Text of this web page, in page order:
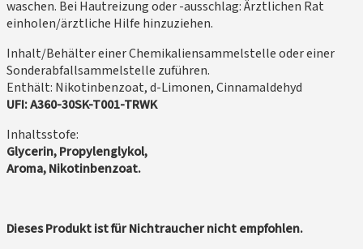
waschen. Bei Hautreizung oder -ausschlag: Ärztlichen Rat
einholen/ärztliche Hilfe hinzuziehen.
Inhalt/Behälter einer Chemikaliensammelstelle oder einer
Sonderabfallsammelstelle zuführen.
Enthält: Nikotinbenzoat, d-Limonen, Cinnamaldehyd
UFI: A360-30SK-T001-TRWK
Inhaltsstofe:
Glycerin, Propylenglykol,
Aroma, Nikotinbenzoat.
Dieses Produkt ist für Nichtraucher nicht empfohlen.